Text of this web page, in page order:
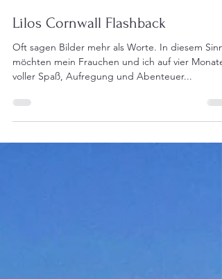
11. Dez. 2017
1 Min. Lesezeit
Lilos Cornwall Flashback
Oft sagen Bilder mehr als Worte. In diesem
voller Spaß, Aufregung und Abenteuer...